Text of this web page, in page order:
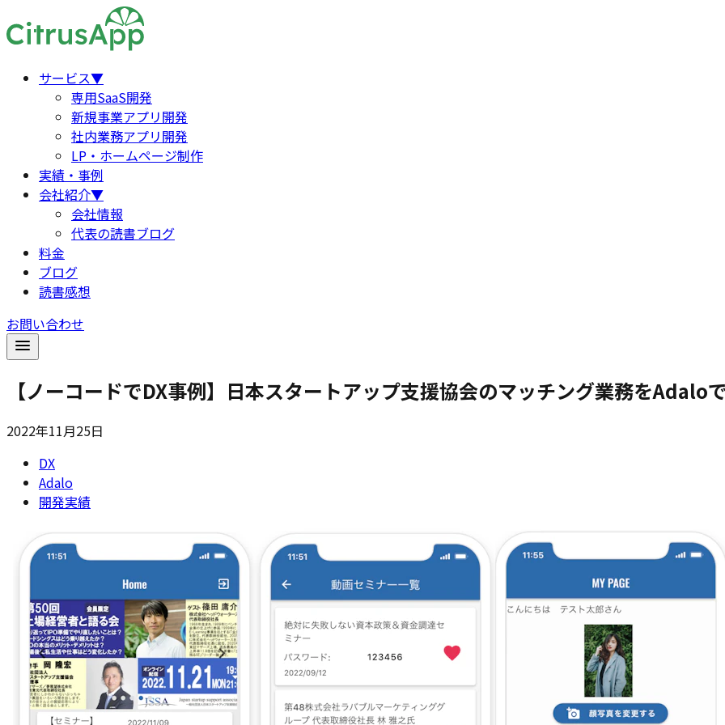
サービス▼
専用SaaS開発
新規事業アプリ開発
社内業務アプリ開発
LP・ホームページ制作
実績・事例
会社紹介▼
会社情報
代表の読書ブログ
料金
ブログ
読書感想
お問い合わせ
【ノーコードでDX事例】日本スタートアップ支援協会のマッチング業務をAdalo
2022年11月25日
DX
Adalo
開発実績